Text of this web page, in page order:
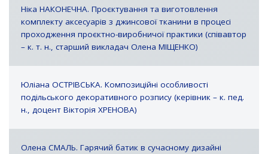
Ніка НАКОНЕЧНА. Проєктування та виготовлення
комплекту аксесуарів з джинсової тканини в процесі
проходження проєктно-виробничої практики (співавтор
– к. т. н., старший викладач Олена МІЩЕНКО)
Юліана ОСТРІВСЬКА. Композиційні особливості
подільського декоративного розпису (керівник – к. пед.
н., доцент Вікторія ХРЕНОВА)
Олена СМАЛЬ. Гарячий батик в сучасному дизайні